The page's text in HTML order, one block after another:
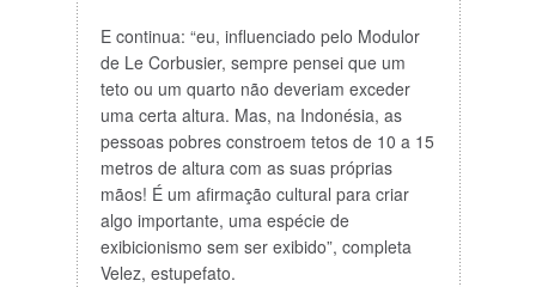
E continua: “eu, influenciado pelo Modulor
de Le Corbusier, sempre pensei que um
teto ou um quarto não deveriam exceder
uma certa altura. Mas, na Indonésia, as
pessoas pobres constroem tetos de 10 a 15
metros de altura com as suas próprias
mãos! É um afirmação cultural para criar
algo importante, uma espécie de
exibicionismo sem ser exibido”, completa
Velez, estupefato.